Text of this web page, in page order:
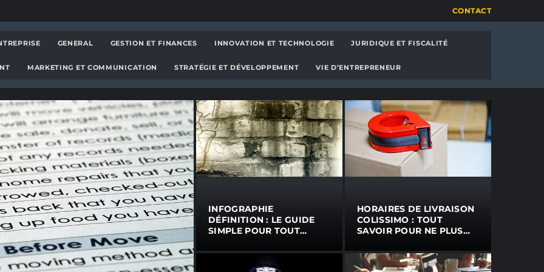
et d'informations CONTACT
GENERAL GESTION ET FINANCES INNOVATION ET TECHNOLOGIE JURIDIQUE ET FISCALITÉ
MARKETING ET COMMUNICATION STRATÉGIE ET DÉVELOPPEMENT VIE D’ENTREPRENEUR
INFOGRAPHIE
DÉFINITION : LE GUIDE
SIMPLE POUR TOUT
HORAIRES DE LIVRAISON
COLISSIMO : TOUT
SAVOIR POUR NE PLUS